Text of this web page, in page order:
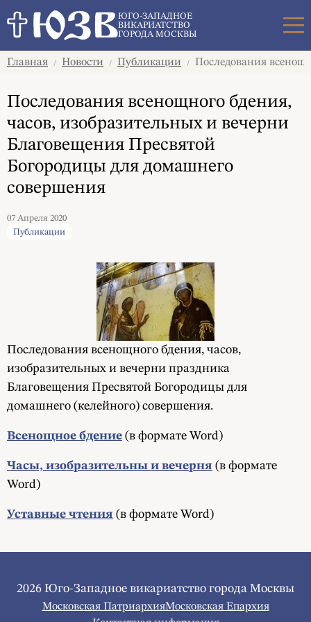
ЮГО-ЗАПАДНОЕ
ВИКАРИАТСТВО
ГОРОДА МОСКВЫ
Главная / Новости / Публикации / Последования
Последования всенощного бдения,
часов, изобразительных и вечерни
Благовещения Пресвятой
Богородицы для домашнего
совершения
07 Апреля 2020
Публикации
Последования всенощного бдения, часов,
изобразительных и вечерни праздника
Благовещения Пресвятой Богородицы для
домашнего (келейного) совершения.
Всенощное бдение (в формате Word)
Часы, изобразительны и вечерня (в формате
Word)
Уставные чтения (в формате Word)
2026 Юго-Западное викариатство города Москвы
Московская ПатриархияМосковская Епархия